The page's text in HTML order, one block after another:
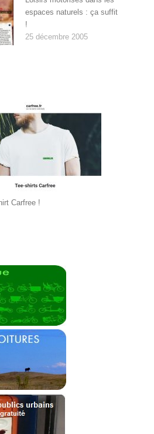
espaces naturels : ça suffit
!
25 décembre 2005
Carfree !